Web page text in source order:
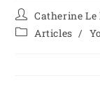
Catherine Le
Articles /